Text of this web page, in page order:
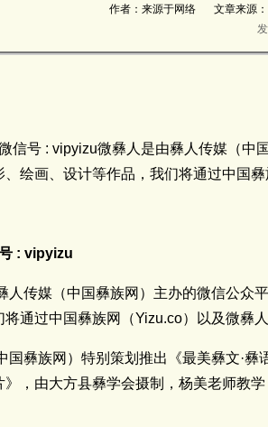
作者：来源于网络
文章来源
信号 : vipyizu微彝人是由彝人传媒（中
绘画、设计等作品，我们将通过中国
: vipyizu
人传媒（中国彝族网）主办的微信公众
将通过中国彝族网（Yizu.co）以及微彝
国彝族网）特别策划推出《最美彝文·
》，由大方县彝学会摄制，杨美老师教